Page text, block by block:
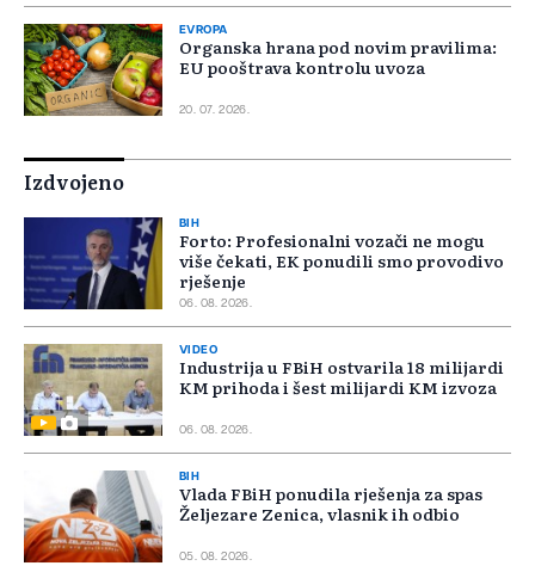
EVROPA
Organska hrana pod novim pravilima:
EU pooštrava kontrolu uvoza
20. 07. 2026.
Izdvojeno
BIH
Forto: Profesionalni vozači ne mogu
više čekati, EK ponudili smo provodivo
rješenje
06. 08. 2026.
VIDEO
Industrija u FBiH ostvarila 18 milijardi
KM prihoda i šest milijardi KM izvoza
06. 08. 2026.
BIH
Vlada FBiH ponudila rješenja za spas
Željezare Zenica, vlasnik ih odbio
05. 08. 2026.